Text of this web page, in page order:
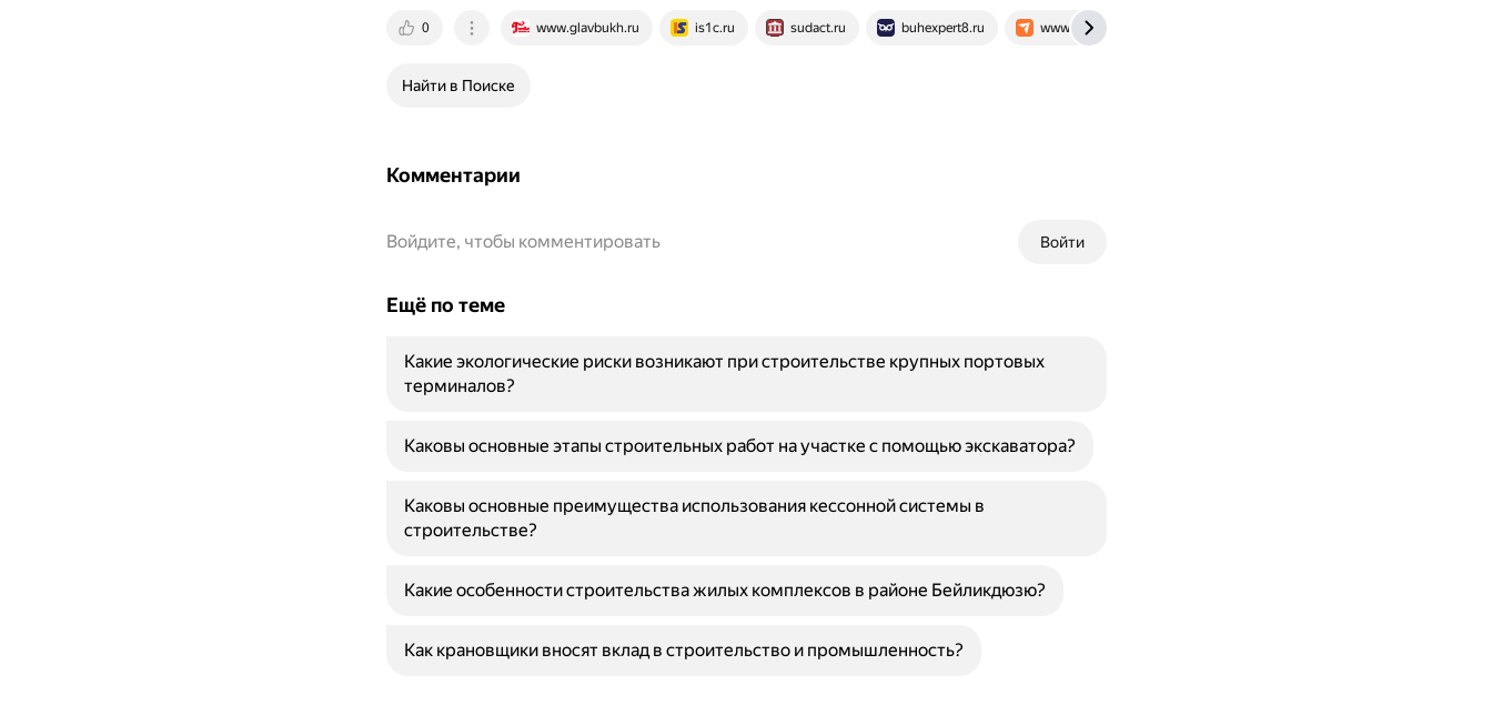
0 www.glavbukh.ru is1c.ru sudact.ru buhexpert8.ru www.buhonline.ru
Найти в Поиске
Комментарии
Войти
Войдите, чтобы комментировать
Ещё по теме
Какие экологические риски возникают при строительстве крупных портовых
терминалов?
Каковы основные этапы строительных работ на участке с помощью экскаватора?
Каковы основные преимущества использования кессонной системы в
строительстве?
Какие особенности строительства жилых комплексов в районе Бейликдюзю?
Как крановщики вносят вклад в строительство и промышленность?